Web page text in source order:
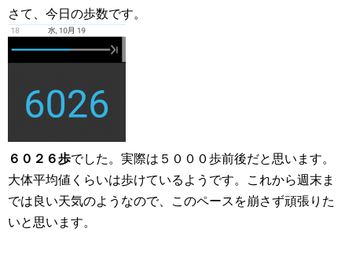
さて、今日の歩数です。
６０２６歩でした。実際は５０００歩前後だと思います。
大体平均値くらいは歩けているようです。これから週末ま
では良い天気のようなので、このペースを崩さず頑張りた
いと思います。